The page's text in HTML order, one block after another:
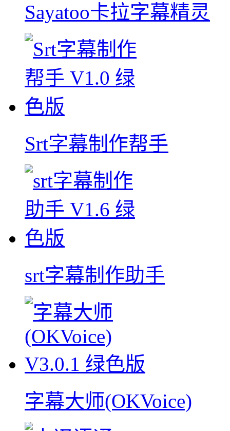
Sayatoo卡拉字幕精灵
Srt字幕制作帮手
srt字幕制作助手
字幕大师(OKVoice)